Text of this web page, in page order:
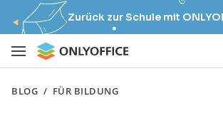
Zurück zur Schule mit
BLOG / FÜR BILDUNG